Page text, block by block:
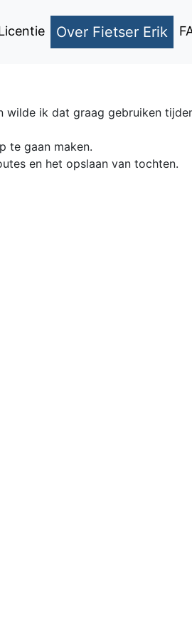
Over Fietser Erik
wilde ik dat graag gebruiken
te gaan maken.
en het opslaan van tochten.